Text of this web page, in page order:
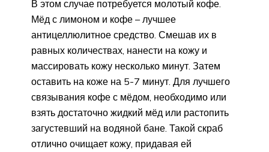
В этом случае потребуется молотый кофе.
Мёд с лимоном и кофе – лучшее
антицеллюлитное средство. Смешав их в
равных количествах, нанести на кожу и
массировать кожу несколько минут. Затем
оставить на коже на 5-7 минут. Для лучшего
связывания кофе с мёдом, необходимо или
взять достаточно жидкий мёд или растопить
загустевший на водяной бане. Такой скраб
отлично очищает кожу, придавая ей